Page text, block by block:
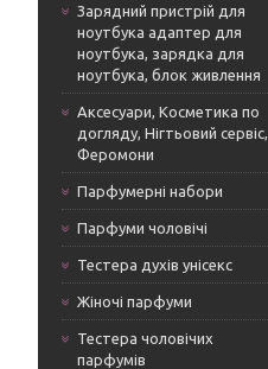
Зарядний пристрій для
ноутбука адаптер для
ноутбука, зарядка для
ноутбука, блок живлення
Аксесуари, Косметика по
догляду, Нігтьовий сервіс,
Феромони
Парфумерні набори
Парфуми чоловічі
Тестера духів унісекс
Жіночі парфуми
Тестера чоловічих
парфумів